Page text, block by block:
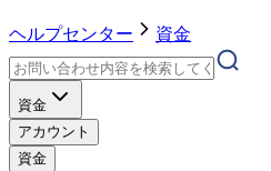
ヘルプセンター 資金
資金
アカウント
資金